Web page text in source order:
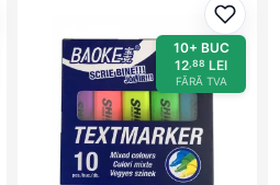
la favorite
10+ BUC
12,88 LEI
FĂRĂ TVA